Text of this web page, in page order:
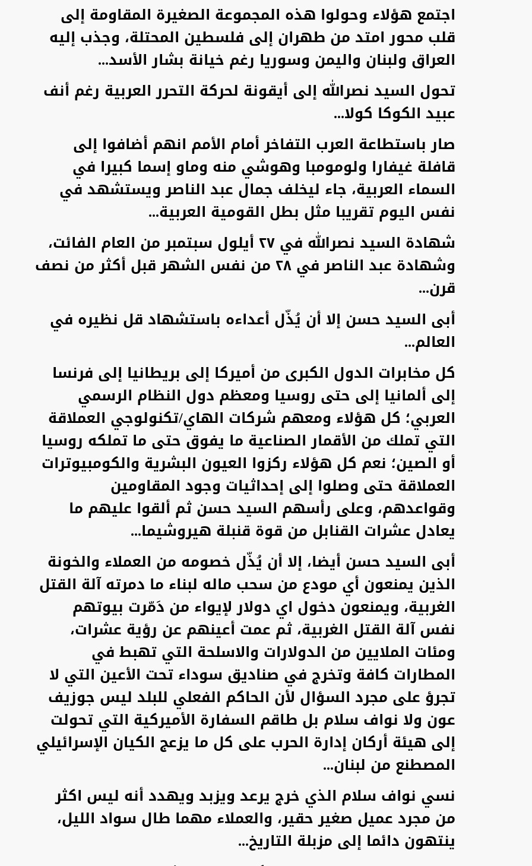
اجتمع هؤلاء وحولوا هذه المجموعة الصغيرة المقاومة إلى
قلب محور امتد من طهران إلى فلسطين المحتلة، وجذب إليه
العراق ولبنان واليمن وسوريا رغم خيانة بشار الأسد...
تحول السيد نصرالله إلى أيقونة لحركة التحرر العربية رغم أنف
عبيد الكوكا كولا...
صار باستطاعة العرب التفاخر أمام الأمم انهم أضافوا إلى
قافلة غيفارا ولومومبا وهوشي منه وماو إسما كبيرا في
السماء العربية، جاء ليخلف جمال عبد الناصر ويستشهد في
نفس اليوم تقريبا مثل بطل القومية العربية...
شهادة السيد نصرالله في ٢٧ أيلول سبتمبر من العام الفائت،
وشهادة عبد الناصر في ٢٨ من نفس الشهر قبل أكثر من نصف
قرن...
أبى السيد حسن إلا أن يُذّل أعداءه باستشهاد قل نظيره في
العالم...
كل مخابرات الدول الكبرى من أميركا إلى بريطانيا إلى فرنسا
إلى ألمانيا إلى حتى روسيا ومعظم دول النظام الرسمي
العربي؛ كل هؤلاء ومعهم شركات الهاي/تكنولوجي العملاقة
التي تملك من الأقمار الصناعية ما يفوق حتى ما تملكه روسيا
أو الصين؛ نعم كل هؤلاء ركزوا العيون البشرية والكومبيوترات
العملاقة حتى وصلوا إلى إحداثيات وجود المقاومين
وقواعدهم، وعلى رأسهم السيد حسن ثم ألقوا عليهم ما
يعادل عشرات القنابل من قوة قنبلة هيروشيما...
أبى السيد حسن أيضا، إلا أن يُذّل خصومه من العملاء والخونة
الذين يمنعون أي مودع من سحب ماله لبناء ما دمرته آلة القتل
الغربية، ويمنعون دخول اي دولار لإيواء من دَمّرت بيوتهم
نفس آلة القتل الغربية، ثم عمت أعينهم عن رؤية عشرات،
ومئات الملايين من الدولارات والاسلحة التي تهبط في
المطارات كافة وتخرج في صناديق سوداء تحت الأعين التي لا
تجرؤ على مجرد السؤال لأن الحاكم الفعلي للبلد ليس جوزيف
عون ولا نواف سلام بل طاقم السفارة الأميركية التي تحولت
إلى هيئة أركان إدارة الحرب على كل ما يزعج الكيان الإسرائيلي
المصطنع من لبنان...
نسي نواف سلام الذي خرج يرعد ويزبد ويهدد أنه ليس اكثر
من مجرد عميل صغير حقير، والعملاء مهما طال سواد الليل،
ينتهون دائما إلى مزبلة التاريخ...